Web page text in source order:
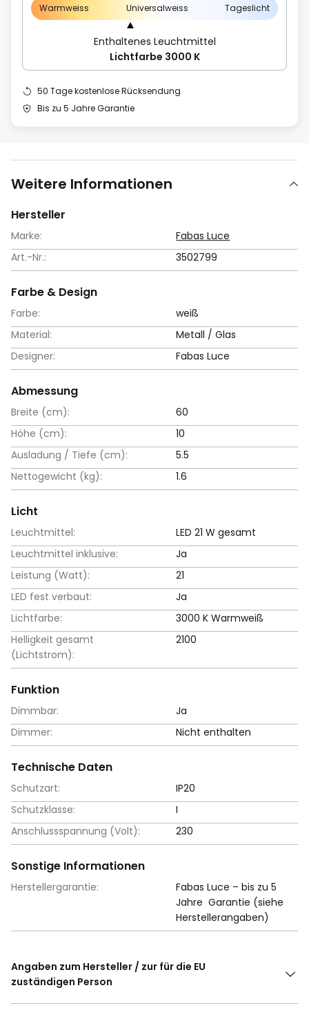
Warmweiss Universalweiss Tageslicht
Enthaltenes Leuchtmittel
Lichtfarbe 3000 K
50 Tage kostenlose Rücksendung
Bis zu 5 Jahre Garantie
Weitere Informationen
Hersteller
Marke:
Fabas Luce
Art.-Nr.:
3502799
Farbe & Design
Farbe:
weiß
Material:
Metall / Glas
Designer:
Fabas Luce
Abmessung
Breite (cm):
60
Höhe (cm):
10
Ausladung / Tiefe (cm):
5.5
Nettogewicht (kg):
1.6
Licht
Leuchtmittel:
LED 21 W gesamt
Leuchtmittel inklusive:
Ja
Leistung (Watt):
21
LED fest verbaut:
Ja
Lichtfarbe:
3000 K Warmweiß
Helligkeit gesamt
(Lichtstrom):
2100
Funktion
Dimmbar:
Ja
Dimmer:
Nicht enthalten
Technische Daten
Schutzart:
IP20
Schutzklasse:
I
Anschlussspannung (Volt):
230
Sonstige Informationen
Herstellergarantie:
Fabas Luce – bis zu 5
Jahre Garantie (siehe
Herstellerangaben)
Angaben zum Hersteller / zur für die EU
zuständigen Person